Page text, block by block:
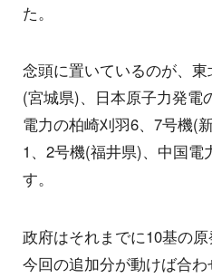
た。
念頭に置いているのが、
(宮城県)、日本原子力発電
電力の柏崎刈羽6、7号機(
1、2号機(福井県)、中国
す。
政府はそれまでに10基の原
今回の追加分が動けば合